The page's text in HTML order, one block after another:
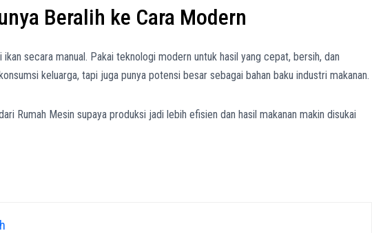
Beralih ke Cara Modern
secara manual. Pakai teknologi modern untuk hasil yang cepat, bersih, dan
keluarga, tapi juga punya potensi besar sebagai bahan baku industri makanan.
Rumah Mesin supaya produksi jadi lebih efisien dan hasil makanan makin disukai